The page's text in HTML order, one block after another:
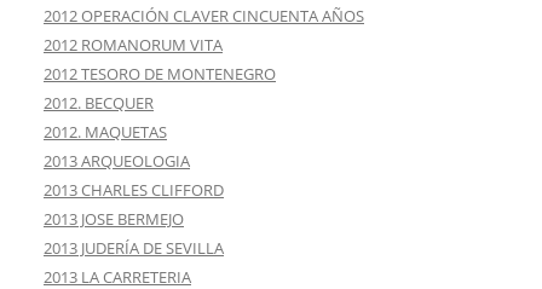
2012 OPERACIÓN CLAVER CINCUENTA AÑOS
2012 ROMANORUM VITA
2012 TESORO DE MONTENEGRO
2012. BECQUER
2012. MAQUETAS
2013 ARQUEOLOGIA
2013 CHARLES CLIFFORD
2013 JOSE BERMEJO
2013 JUDERÍA DE SEVILLA
2013 LA CARRETERIA